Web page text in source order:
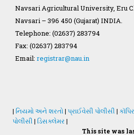
GAU Act 2004
Statastics
Navsari Agricultural University, Eru
Navsari – 396 450 (Gujarat) INDIA.
Telephone: (02637) 283794
Fax: (02637) 283794
Email: registrar@nau.in
| નિયમો અને શરતો| પ્રાઈવેસી પોલીસી |
પોલીસી | ડિસક્લેમર |
This site was